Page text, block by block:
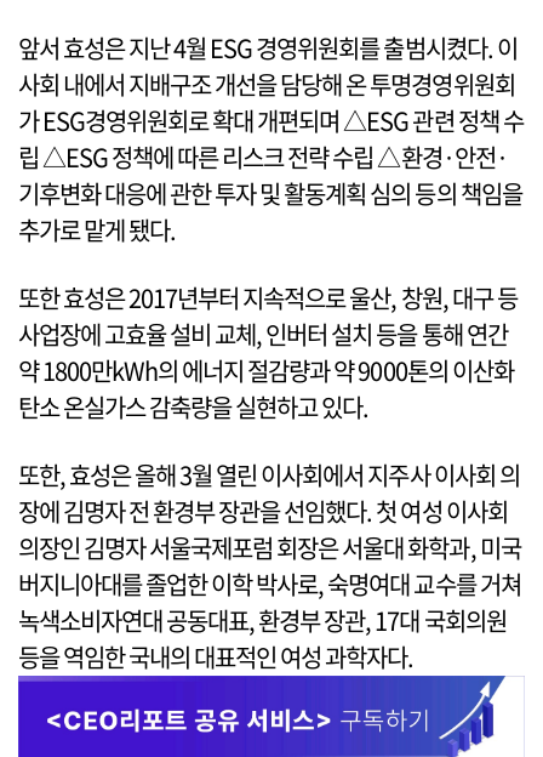
앞서 효성은 지난 4월 ESG 경영위원회를 출범시켰다. 이
사회 내에서 지배구조 개선을 담당해 온 투명경영위원회
가 ESG경영위원회로 확대 개편되며 △ESG 관련 정책 수
립 △ESG 정책에 따른 리스크 전략 수립 △환경·안전·
기후변화 대응에 관한 투자 및 활동계획 심의 등의 책임을
추가로 맡게 됐다.
또한 효성은 2017년부터 지속적으로 울산, 창원, 대구 등
사업장에 고효율 설비 교체, 인버터 설치 등을 통해 연간
약 1800만kWh의 에너지 절감량과 약 9000톤의 이산화
탄소 온실가스 감축량을 실현하고 있다.
또한, 효성은 올해 3월 열린 이사회에서 지주사 이사회 의
장에 김명자 전 환경부 장관을 선임했다. 첫 여성 이사회
의장인 김명자 서울국제포럼 회장은 서울대 화학과, 미국
버지니아대를 졸업한 이학 박사로, 숙명여대 교수를 거쳐
녹색소비자연대 공동대표, 환경부 장관, 17대 국회의원
등을 역임한 국내의 대표적인 여성 과학자다.